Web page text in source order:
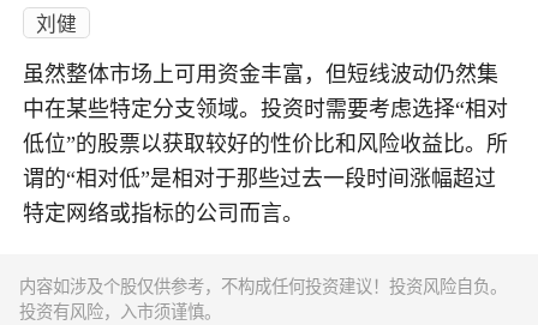
刘健
虽然整体市场上可用资金丰富，但短线波动仍然集
中在某些特定分支领域。投资时需要考虑选择“相对
低位”的股票以获取较好的性价比和风险收益比。所
谓的“相对低”是相对于那些过去一段时间涨幅超过
特定网络或指标的公司而言。
内容如涉及个股仅供参考，不构成任何投资建议！投资风险自负。
投资有风险，入市须谨慎。